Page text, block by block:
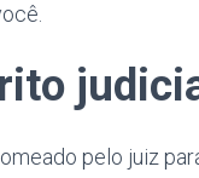
pelo juiz